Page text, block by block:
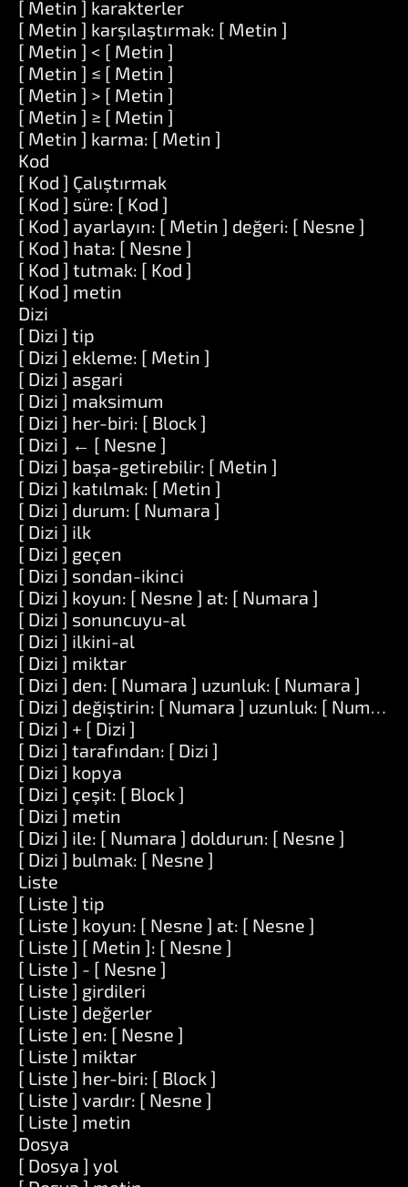
[ Metin ] karakterler
[ Metin ] karşılaştırmak: [ Metin ]
[ Metin ] < [ Metin ]
[ Metin ] ≤ [ Metin ]
[ Metin ] > [ Metin ]
[ Metin ] ≥ [ Metin ]
[ Metin ] karma: [ Metin ]
Kod
[ Kod ] Çalıştırmak
[ Kod ] süre: [ Kod ]
[ Kod ] ayarlayın: [ Metin ] değeri: [ Nesne ]
[ Kod ] hata: [ Nesne ]
[ Kod ] tutmak: [ Kod ]
[ Kod ] metin
Dizi
[ Dizi ] tip
[ Dizi ] ekleme: [ Metin ]
[ Dizi ] asgari
[ Dizi ] maksimum
[ Dizi ] her-biri: [ Block ]
[ Dizi ] ← [ Nesne ]
[ Dizi ] başa-getirebilir: [ Metin ]
[ Dizi ] katılmak: [ Metin ]
[ Dizi ] durum: [ Numara ]
[ Dizi ] ilk
[ Dizi ] geçen
[ Dizi ] sondan-ikinci
[ Dizi ] koyun: [ Nesne ] at: [ Numara ]
[ Dizi ] sonuncuyu-al
[ Dizi ] ilkini-al
[ Dizi ] miktar
[ Dizi ] den: [ Numara ] uzunluk: [ Numara ]
[ Dizi ] değiştirin: [ Numara ] uzunluk: [ Numara
[ Dizi ] + [ Dizi ]
[ Dizi ] tarafından: [ Dizi ]
[ Dizi ] kopya
[ Dizi ] çeşit: [ Block ]
[ Dizi ] metin
[ Dizi ] ile: [ Numara ] doldurun: [ Nesne ]
[ Dizi ] bulmak: [ Nesne ]
Liste
[ Liste ] tip
[ Liste ] koyun: [ Nesne ] at: [ Nesne ]
[ Liste ] [ Metin ]: [ Nesne ]
[ Liste ] - [ Nesne ]
[ Liste ] girdileri
[ Liste ] değerler
[ Liste ] en: [ Nesne ]
[ Liste ] miktar
[ Liste ] her-biri: [ Block ]
[ Liste ] vardır: [ Nesne ]
[ Liste ] metin
Dosya
[ Dosya ] yol